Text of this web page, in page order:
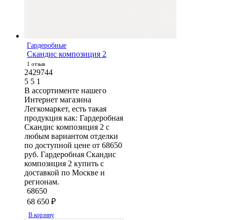
Гардеробные
Скандис композиция 2
1 отзыв
2429744
5 5 1
В ассортименте нашего
Интернет магазина
Легкомаркет, есть такая
продукция как: Гардеробная
Скандис композиция 2 с
любым вариантом отделки
по доступной цене от 68650
руб. Гардеробная Скандис
композиция 2 купить с
доставкой по Москве и
регионам.
68650
68 650 ₽
В корзину